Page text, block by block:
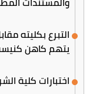
يتهم كاهن
اختبارات كلية